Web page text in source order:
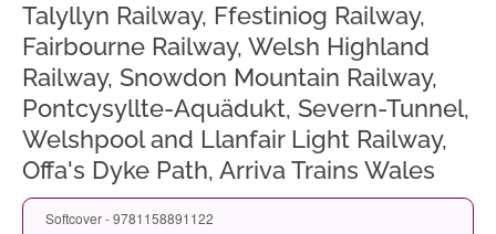
Talyllyn Railway, Ffestiniog Railway,
Fairbourne Railway, Welsh Highland
Railway, Snowdon Mountain Railway,
Pontcysyllte-Aquädukt, Severn-Tunnel,
Welshpool and Llanfair Light Railway,
Offa's Dyke Path, Arriva Trains Wales
Softcover - 9781158891122